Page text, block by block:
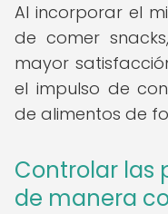
Al incorporar el
de comer
mayor
el impulso de
de alimentos de
Controlar las
de manera